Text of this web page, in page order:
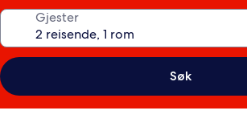
Gjester
Søk